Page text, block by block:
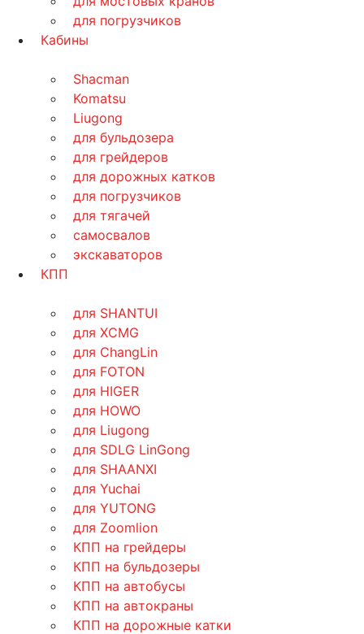
для погрузчиков
Кабины
Shacman
Komatsu
Liugong
для бульдозера
для грейдеров
для дорожных катков
для погрузчиков
для тягачей
самосвалов
экскаваторов
КПП
для SHANTUI
для XCMG
для ChangLin
для FOTON
для HIGER
для HOWO
для Liugong
для SDLG LinGong
для SHAANXI
для Yuchai
для YUTONG
для Zoomlion
КПП на грейдеры
КПП на бульдозеры
КПП на автобусы
КПП на автокраны
КПП на дорожные катки